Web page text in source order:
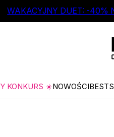
WAKACYJNY DUET: -40%
KONKURS ☀️NOWOŚCI